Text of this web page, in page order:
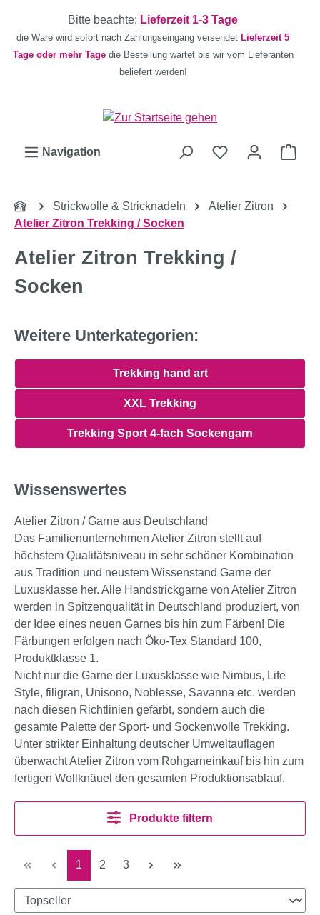
Zum Hauptinhalt springen
Bitte beachte: Lieferzeit 1-3 Tage
die Ware wird sofort nach Zahlungseingang versendet Lieferzeit 5
Tage oder mehr Tage die Bestellung wartet bis wir vom Lieferanten
beliefert werden!
Navigation
Strickwolle & Stricknadeln
Atelier Zitron
Atelier Zitron Trekking / Socken
Atelier Zitron Trekking /
Socken
Weitere Unterkategorien:
Trekking hand art
XXL Trekking
Trekking Sport 4-fach Sockengarn
Wissenswertes
Atelier Zitron / Garne aus Deutschland
Das Familienunternehmen Atelier Zitron stellt auf
höchstem Qualitätsniveau in sehr schöner Kombination
aus Tradition und neustem Wissenstand Garne der
Luxusklasse her. Alle Handstrickgarne von Atelier Zitron
werden in Spitzenqualität in Deutschland produziert, von
der Idee eines neuen Garnes bis hin zum Färben! Die
Färbungen erfolgen nach Öko-Tex Standard 100,
Produktklasse 1.
Nicht nur die Garne der Luxusklasse wie Nimbus, Life
Style, filigran, Unisono, Noblesse, Savanna etc. werden
nach diesen Richtlinien gefärbt, sondern auch die
gesamte Palette der Sport- und Sockenwolle Trekking.
Unter strikter Einhaltung deutscher Umweltauflagen
überwacht Atelier Zitron vom Rohgarneinkauf bis hin zum
fertigen Wollknäuel den gesamten Produktionsablauf.
Produkte filtern
Seite
1 Seite
2 Seite
3